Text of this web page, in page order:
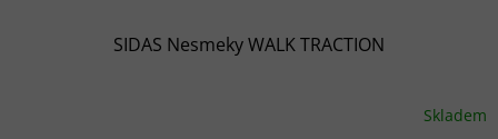
SIDAS Nesmeky WALK TRACTION
Skladem